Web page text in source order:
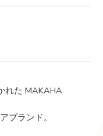
れた MAKAHA
ブランド。